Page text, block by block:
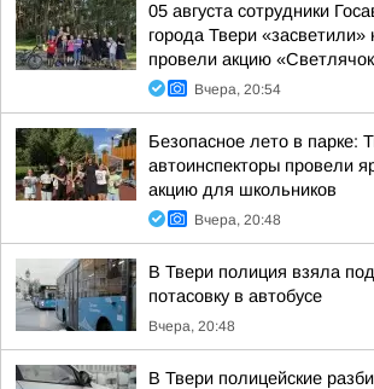
05 августа сотрудники
города Твери
провели акцию
Вчера, 20:54
Безопасное лето в парке:
автоинспекторы провели
акцию для школьников
Вчера, 20:48
В Твери полиция взяла
потасовку в автобусе
Вчера, 20:48
В Твери полицейские